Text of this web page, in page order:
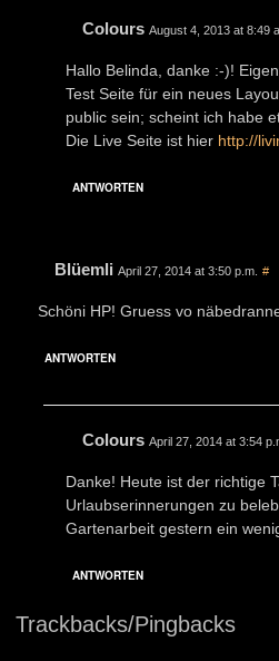
Colours August 4, 2013 at 8:49
Hallo Belinda, danke :-)!
Test Seite für ein neues
public sein; scheint ich habe
Die Live Seite ist hier http://
ANTWORTEN
Blüemli April 27, 2014 at 3:50 p.m. #
Schöni HP! Gruess vo
ANTWORTEN
Colours April 27, 2014 at 3:54
Danke! Heute ist der richtige
Urlaubserinnerungen zu
Gartenarbeit gestern ein
ANTWORTEN
Trackbacks/Pingbacks